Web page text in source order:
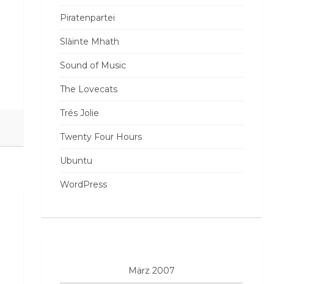
Piratenpartei
Slàinte Mhath
Sound of Music
The Lovecats
Trés Jolie
Twenty Four Hours
Ubuntu
WordPress
März 2007